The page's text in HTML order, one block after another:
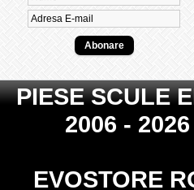
PIESE SCULE
2006 -
EVOSTORE